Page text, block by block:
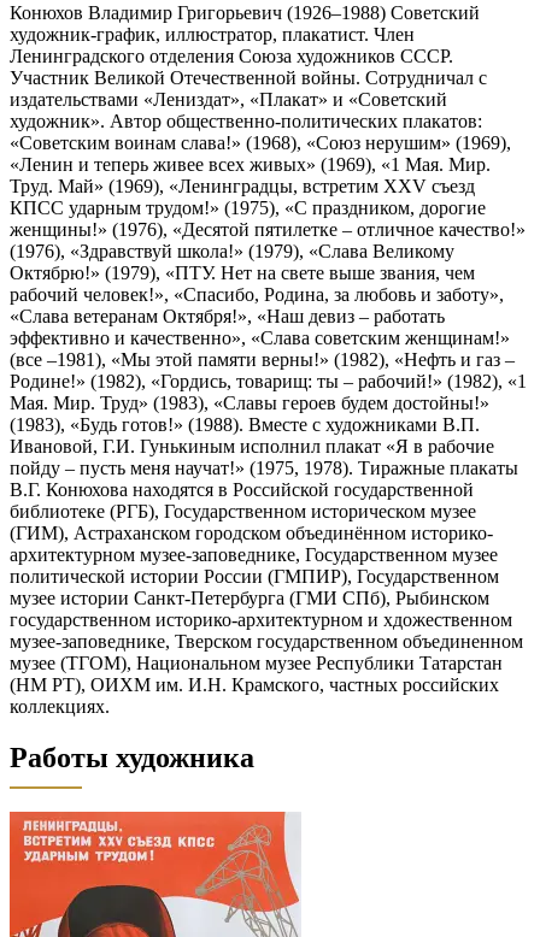
Конюхов Владимир Григорьевич (1926–1988) Советский
художник-график, иллюстратор, плакатист. Член
Ленинградского отделения Союза художников СССР.
Участник Великой Отечественной войны. Сотрудничал с
издательствами «Лениздат», «Плакат» и «Советский
художник». Автор общественно-политических плакатов:
«Советским воинам слава!» (1968), «Союз нерушим» (1969),
«Ленин и теперь живее всех живых» (1969), «1 Мая. Мир.
Труд. Май» (1969), «Ленинградцы, встретим XXV съезд
КПСС ударным трудом!» (1975), «С праздником, дорогие
женщины!» (1976), «Десятой пятилетке – отличное качество!»
(1976), «Здравствуй школа!» (1979), «Слава Великому
Октябрю!» (1979), «ПТУ. Нет на свете выше звания, чем
рабочий человек!», «Спасибо, Родина, за любовь и заботу»,
«Слава ветеранам Октября!», «Наш девиз – работать
эффективно и качественно», «Слава советским женщинам!»
(все –1981), «Мы этой памяти верны!» (1982), «Нефть и газ –
Родине!» (1982), «Гордись, товарищ: ты – рабочий!» (1982), «1
Мая. Мир. Труд» (1983), «Славы героев будем достойны!»
(1983), «Будь готов!» (1988). Вместе с художниками В.П.
Ивановой, Г.И. Гунькиным исполнил плакат «Я в рабочие
пойду – пусть меня научат!» (1975, 1978). Тиражные плакаты
В.Г. Конюхова находятся в Российской государственной
библиотеке (РГБ), Государственном историческом музее
(ГИМ), Астраханском городском объединённом историко-
архитектурном музее-заповеднике, Государственном музее
политической истории России (ГМПИР), Государственном
музее истории Санкт-Петербурга (ГМИ СПб), Рыбинском
государственном историко-архитектурном и хдожественном
музее-заповеднике, Тверском государственном объединенном
музее (ТГОМ), Национальном музее Республики Татарстан
(НМ РТ), ОИХМ им. И.Н. Крамского, частных российских
коллекциях.
Работы художника